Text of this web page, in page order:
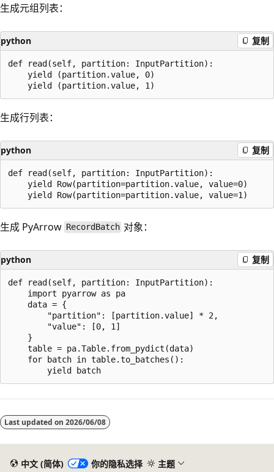
生成元组列表：
python 复制
def read(self, partition: InputPartition):
    yield (partition.value, 0)
生成行列表：
python 复制
def read(self, partition: InputPartition):
    yield Row(partition=partition.value, value=0)
生成 PyArrow RecordBatch 对象：
python 复制
def read(self, partition: InputPartition):
    import pyarrow as pa
    data = {
        "partition": [partition.value] * 2,
        "value": [0, 1]
    }
    table = pa.Table.from_pydict(data)
    for batch in table.to_batches():
模
式
Last updated on 2026/06/08
中文 (简体) 你的隐私选择 主题